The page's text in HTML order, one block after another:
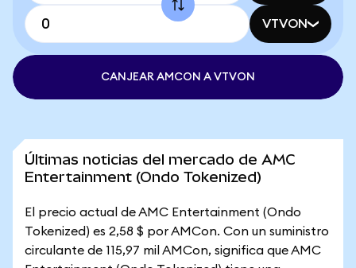
VTVON
CANJEAR AMCON A VTVON
Últimas noticias del mercado de AMC
Entertainment (Ondo Tokenized)
El precio actual de AMC Entertainment (Ondo
Tokenized) es 2,58 $ por AMCon. Con un suministro
circulante de 115,97 mil AMCon, significa que AMC